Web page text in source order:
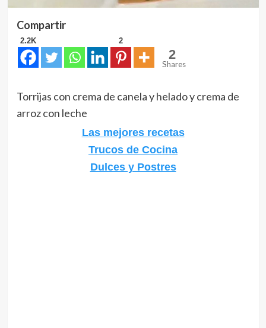
Compartir
2.2K 2
2
Shares
Torrijas con crema de canela y helado y crema de
arroz con leche
Las mejores recetas
Trucos de Cocina
Dulces y Postres